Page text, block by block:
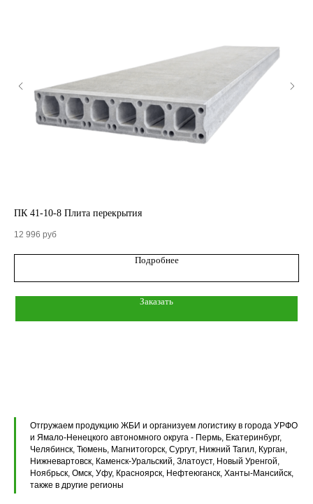
ПК 41-10-8 Плита перекрытия
12 996 руб
Подробнее
Заказать
Отгружаем продукцию ЖБИ и организуем логистику в города УРФО
и Ямало-Ненецкого автономного округа - Пермь, Екатеринбург,
Челябинск, Тюмень, Магнитогорск, Сургут, Нижний Тагил, Курган,
Нижневартовск, Каменск-Уральский, Златоуст, Новый Уренгой,
Ноябрьск, Омск, Уфу, Красноярск, Нефтеюганск, Ханты-Мансийск,
также в другие регионы
Элементы теплотрасс
Элементы лестниц
Плиты перекрытия ПТ
Фундаментные блоки ФБС